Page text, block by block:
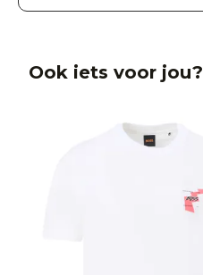
Ook iets voor jou?